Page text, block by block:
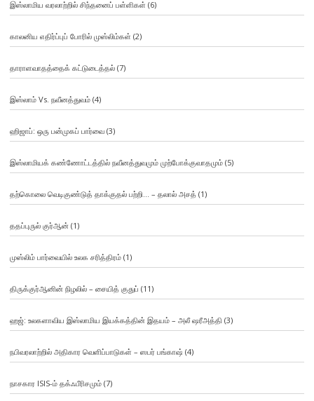
இஸ்லாமிய வரலாற்றில் சிந்தனைப் பள்ளிகள் (6)
காலனிய எதிர்ப்புப் போரில் முஸ்லிம்கள் (2)
தாராளவாதத்தைக் கட்டுடைத்தல்(7)
இஸ்லாம் Vs. நவீனத்துவம்(4)
ஹிஜாப்: ஒரு பன்முகப் பார்வை(3)
இஸ்லாமியக் கண்ணோட்டத்தில் நவீனத்துவமும் முற்போக்குவாதமும்(5)
தற்கொலை வெடிகுண்டுத் தாக்குதல் பற்றி… – தலால் அசத் (1)
ததப்புருல் குர்ஆன் (1)
முஸ்லிம் பார்வையில் உலக சரித்திரம்(1)
திருக்குர்ஆனின் நிழலில் – சையித் குதுப் (11)
ஹஜ்: உலகளாவிய இஸ்லாமிய இயக்கத்தின் இதயம் – அலீ ஷரீஅத்தி (3)
நபிவரலாற்றில் அதிகார வெளிப்பாடுகள் – ஸபர் பங்காஷ் (4)
நாசகார ISIS-ம் தக்ஃபீரிசமும்(7)